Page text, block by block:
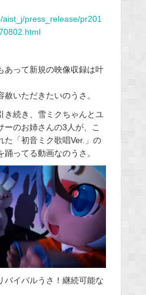
press_release/pr201
あって新規の映像収録は叶
いただきたいのうさ。
き続き、雪ミクちゃんとユ
ーのお姉さんの3人が、こ
た「初音ミク歌唱Ver.」の
踊ってる動画なのうさ。
バイバルうさ！継続可能な